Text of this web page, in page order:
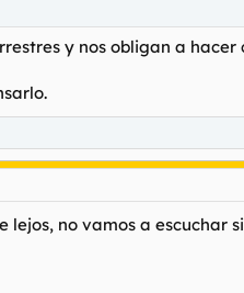
y nos obligan a
lejos, no vamos a escuchar